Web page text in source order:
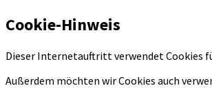
Cookie-Hinweis
Dieser Internetauftritt verwendet Cookies
Außerdem möchten wir Cookies auch